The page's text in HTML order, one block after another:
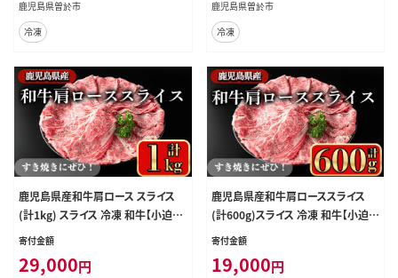
鹿児島県曽於市
冷凍
鹿児島県曽於市
冷凍
鹿児島県産和牛肩ロース スライス
(計1kg) スライス 冷凍 和牛【小迫ス
トアー】A721
寄付金額
29,000円
鹿児島県産和牛肩ローススライス
(計600g)スライス 冷凍 和牛【小迫ス
トアー】A603-v01
寄付金額
19,000円